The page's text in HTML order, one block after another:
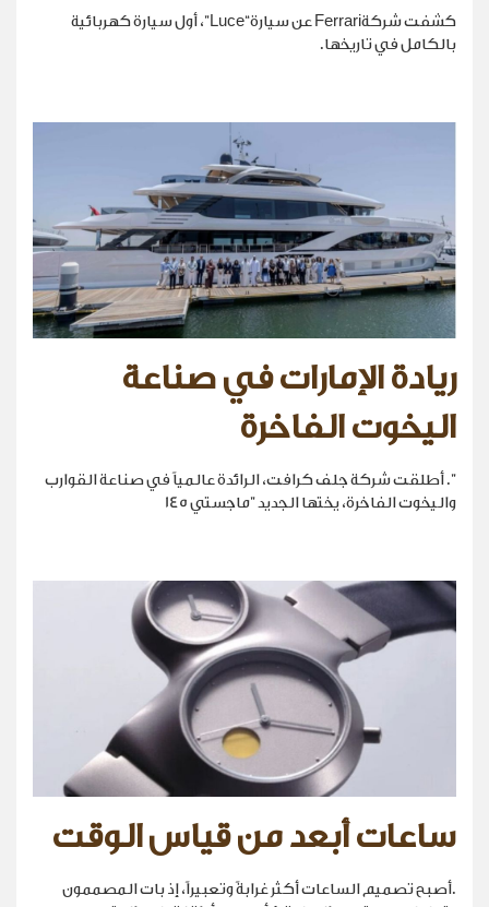
كشفت شركةFerrari عن سيارة“Luce”، أول سيارة كهربائية
بالكامل في تاريخها.
ريادة الإمارات في صناعة
اليخوت الفاخرة
". أطلقت شركة جلف كرافت، الرائدة عالمياً في صناعة القوارب
واليخوت الفاخرة، يختها الجديد "ماجستي 145
ساعات أبعد من قياس الوقت
.أصبح تصميم الساعات أكثر غرابةً وتعبيراً، إذ بات المصممون